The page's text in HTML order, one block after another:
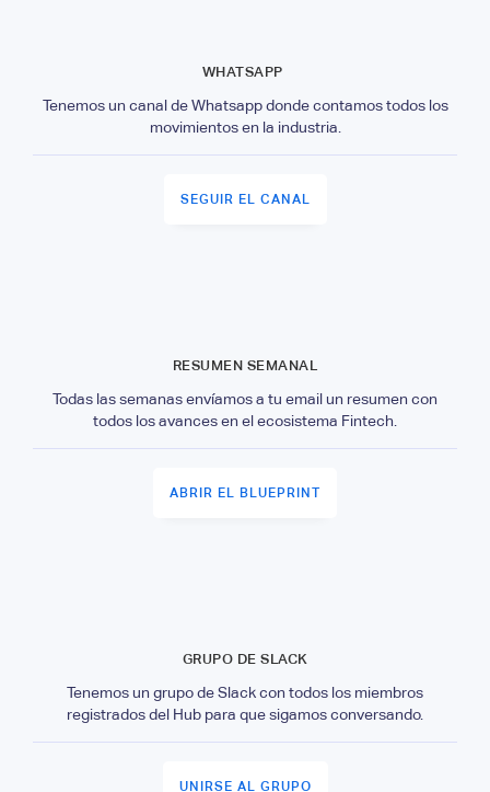
WHATSAPP
Tenemos un canal de Whatsapp donde contamos todos los
movimientos en la industria.
SEGUIR EL CANAL
RESUMEN SEMANAL
Todas las semanas envíamos a tu email un resumen con
todos los avances en el ecosistema Fintech.
ABRIR EL BLUEPRINT
GRUPO DE SLACK
Tenemos un grupo de Slack con todos los miembros
registrados del Hub para que sigamos conversando.
UNIRSE AL GRUPO